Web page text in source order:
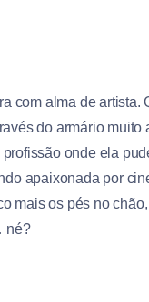
com alma de artista.
do armário
onde ela
apaixonada por
mais os pés no
né?